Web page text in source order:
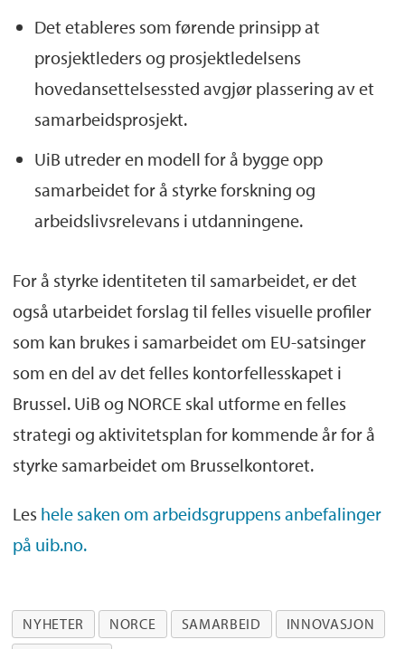
Det etableres som førende prinsipp at
prosjektleders og prosjektledelsens
hovedansettelsessted avgjør plassering av et
samarbeidsprosjekt.
UiB utreder en modell for å bygge opp
samarbeidet for å styrke forskning og
arbeidslivsrelevans i utdanningene.
For å styrke identiteten til samarbeidet, er det
også utarbeidet forslag til felles visuelle profiler
som kan brukes i samarbeidet om EU-satsinger
som en del av det felles kontorfellesskapet i
Brussel. UiB og NORCE skal utforme en felles
strategi og aktivitetsplan for kommende år for å
styrke samarbeidet om Brusselkontoret.
Les hele saken om arbeidsgruppens anbefalinger
på uib.no.
NYHETER NORCE SAMARBEID
INNOVASJON